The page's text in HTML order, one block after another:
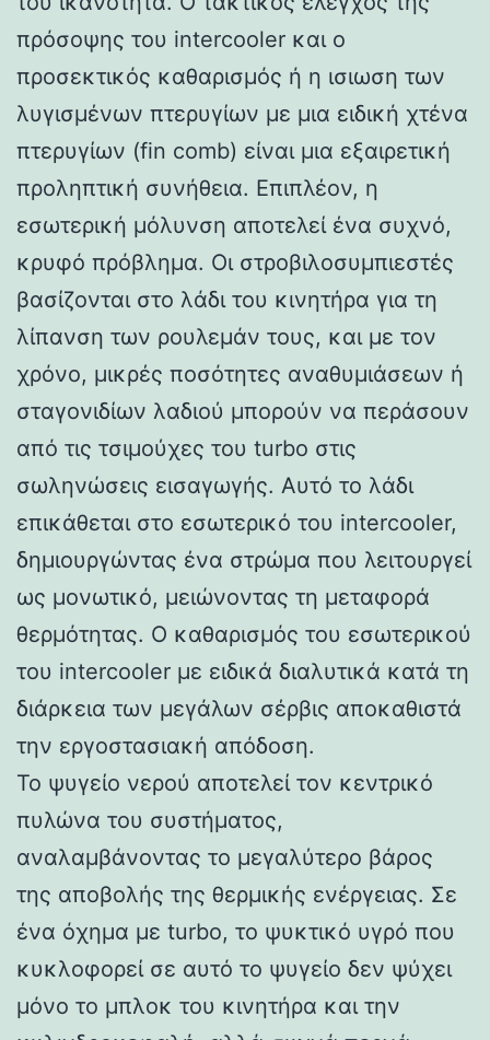
πρόσοψης του intercooler και ο
προσεκτικός καθαρισμός ή η ισιωση των
λυγισμένων πτερυγίων με μια ειδική χτένα
πτερυγίων (fin comb) είναι μια εξαιρετική
προληπτική συνήθεια. Επιπλέον, η
εσωτερική μόλυνση αποτελεί ένα συχνό,
κρυφό πρόβλημα. Οι στροβιλοσυμπιεστές
βασίζονται στο λάδι του κινητήρα για τη
λίπανση των ρουλεμάν τους, και με τον
χρόνο, μικρές ποσότητες αναθυμιάσεων ή
σταγονιδίων λαδιού μπορούν να περάσουν
από τις τσιμούχες του turbo στις
σωληνώσεις εισαγωγής. Αυτό το λάδι
επικάθεται στο εσωτερικό του intercooler,
δημιουργώντας ένα στρώμα που λειτουργεί
ως μονωτικό, μειώνοντας τη μεταφορά
θερμότητας. Ο καθαρισμός του εσωτερικού
του intercooler με ειδικά διαλυτικά κατά τη
διάρκεια των μεγάλων σέρβις αποκαθιστά
την εργοστασιακή απόδοση.
Το ψυγείο νερού αποτελεί τον κεντρικό
πυλώνα του συστήματος,
αναλαμβάνοντας το μεγαλύτερο βάρος
της αποβολής της θερμικής ενέργειας. Σε
ένα όχημα με turbo, το ψυκτικό υγρό που
κυκλοφορεί σε αυτό το ψυγείο δεν ψύχει
μόνο το μπλοκ του κινητήρα και την